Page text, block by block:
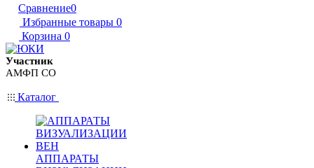
Сравнение0
Избранные товары 0
Корзина 0
Участник
АМФП СО
Каталог
АППАРАТЫ